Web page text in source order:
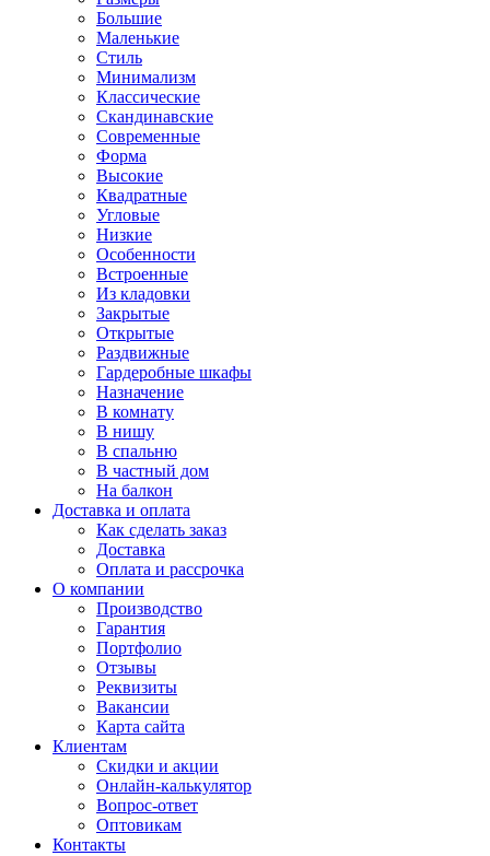
Большие
Маленькие
Стиль
Минимализм
Классические
Скандинавские
Современные
Форма
Высокие
Квадратные
Угловые
Низкие
Особенности
Встроенные
Из кладовки
Закрытые
Открытые
Раздвижные
Гардеробные шкафы
Назначение
В комнату
В нишу
В спальню
В частный дом
На балкон
Доставка и оплата
Как сделать заказ
Доставка
Оплата и рассрочка
О компании
Производство
Гарантия
Портфолио
Отзывы
Реквизиты
Вакансии
Карта сайта
Клиентам
Скидки и акции
Онлайн-калькулятор
Вопрос-ответ
Оптовикам
Контакты